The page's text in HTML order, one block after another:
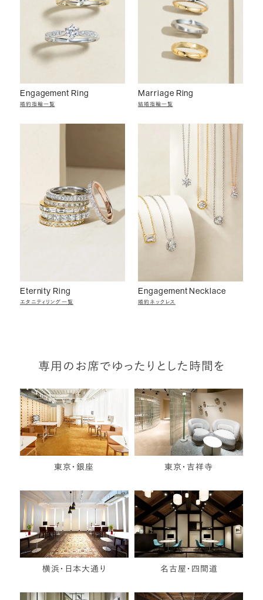
Engagement Ring
婚約指輪一覧
Marriage Ring
結婚指輪一覧
Eternity Ring
エタニティリング一覧
Engagement Necklace
婚約ネックレス
専用のお席でゆったりとした時間を
東京・銀座 東京・吉祥寺
横浜・日本大通り 名古屋・四間道